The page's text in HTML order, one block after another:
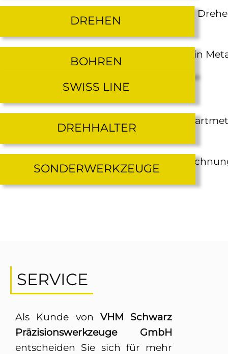
DREHEN
BOHREN
SWISS LINE
DREHHALTER
SONDERWERKZEUGE
SERVICE
Als Kunde von VHM Schwarz
Präzisionswerkzeuge GmbH
entscheiden Sie sich für mehr